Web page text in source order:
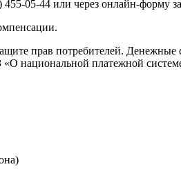
05-44 или через онлайн-форму
прав потребителей.
национальной платежной